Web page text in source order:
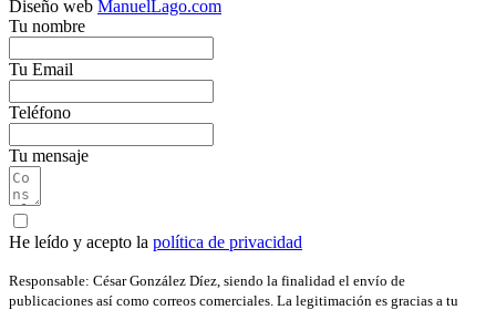
Diseño web ManuelLago.com
Tu nombre
Tu Email
Teléfono
Tu mensaje
He leído y acepto la política de privacidad
Responsable: César González Díez, siendo la finalidad el envío de
publicaciones así como correos comerciales. La legitimación es gracias a tu